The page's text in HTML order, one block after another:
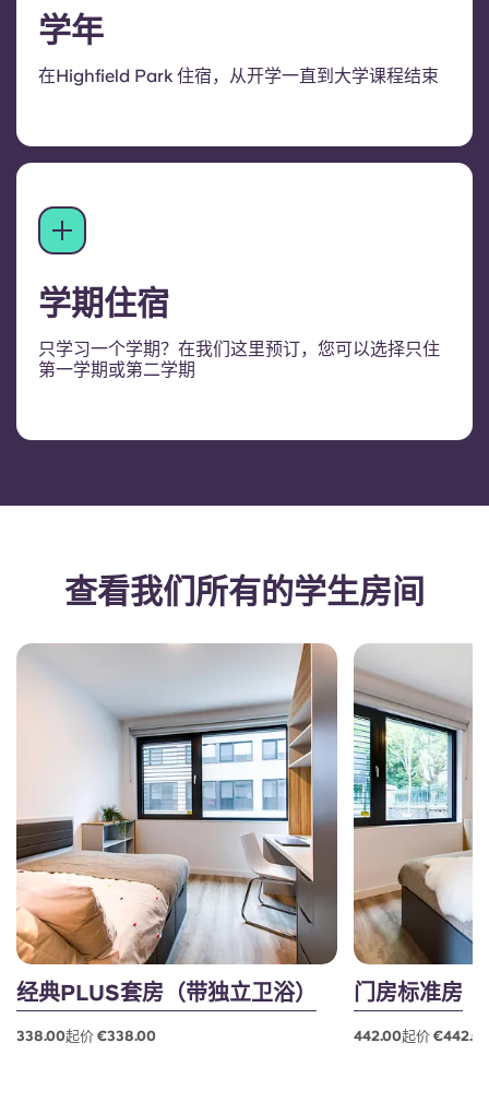
学年
在Highfield Park 住宿，从开学一直到大学课程结束
学期住宿
只学习一个学期？在我们这里预订，您可以选择只住
第一学期或第二学期
查看我们所有的学生房间
经典PLUS套房（带独立卫浴）
338.00起价 €338.00
门房标准房
442.00起价